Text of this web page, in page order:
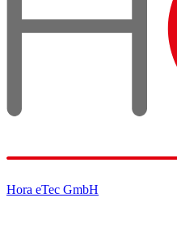
Hora eTec GmbH